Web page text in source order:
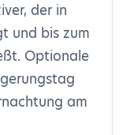
der in
und bis zum
Optionale
am